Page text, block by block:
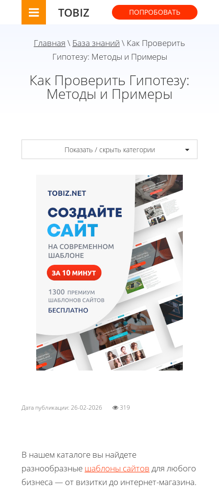
TOBIZ ПОПРОБОВАТЬ
Главная \ База знаний \ Как Проверить
Гипотезу: Методы и Примеры
Как Проверить Гипотезу:
Методы и Примеры
Показать / скрыть категории
Дата публикации: 26-02-2026 319
В нашем каталоге вы найдете
разнообразные шаблоны сайтов для любого
бизнеса — от визитки до интернет-магазина.